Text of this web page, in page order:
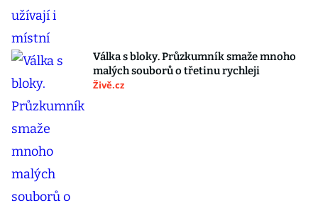
Válka s bloky. Průzkumník smaže mnoho
malých souborů o třetinu rychleji
Živě.cz